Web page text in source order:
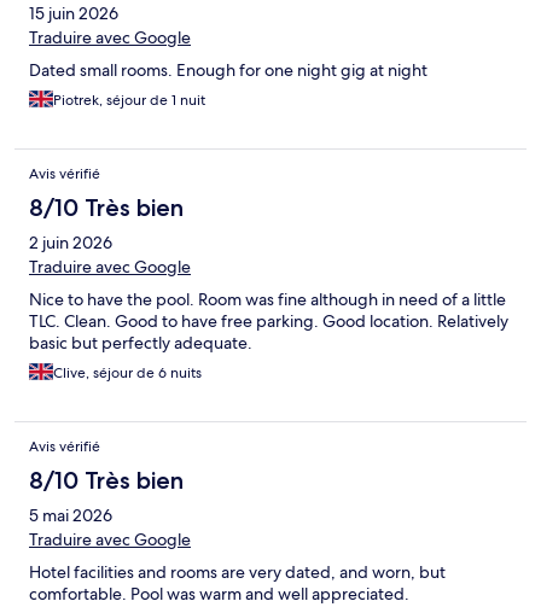
15 juin 2026
Traduire avec Google
Dated small rooms. Enough for one night gig at night
Piotrek, séjour de 1 nuit
Avis vérifié
8/10 Très bien
2 juin 2026
Traduire avec Google
Nice to have the pool. Room was fine although in need of a little
TLC. Clean. Good to have free parking. Good location. Relatively
basic but perfectly adequate.
Clive, séjour de 6 nuits
Avis vérifié
8/10 Très bien
5 mai 2026
Traduire avec Google
Hotel facilities and rooms are very dated, and worn, but
comfortable. Pool was warm and well appreciated.